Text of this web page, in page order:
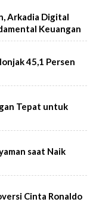
Arkadia Digital
Keuangan
45,1 Persen
Tepat untuk
saat Naik
Cinta Ronaldo